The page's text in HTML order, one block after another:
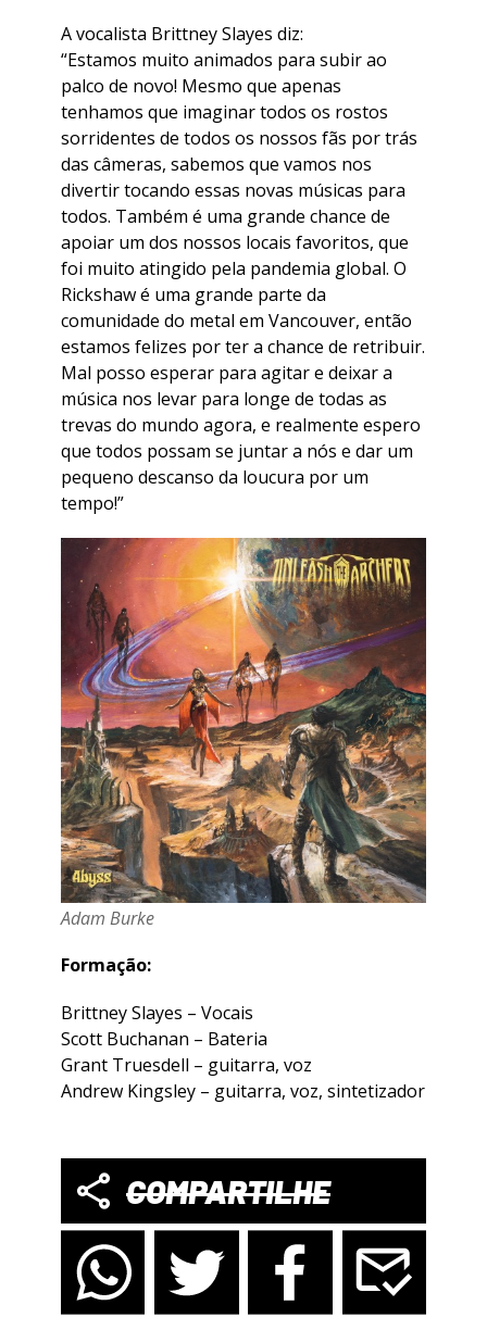
A vocalista Brittney Slayes diz:
“Estamos muito animados para subir ao
palco de novo! Mesmo que apenas
tenhamos que imaginar todos os rostos
sorridentes de todos os nossos fãs por trás
das câmeras, sabemos que vamos nos
divertir tocando essas novas músicas para
todos. Também é uma grande chance de
apoiar um dos nossos locais favoritos, que
foi muito atingido pela pandemia global. O
Rickshaw é uma grande parte da
comunidade do metal em Vancouver, então
estamos felizes por ter a chance de retribuir.
Mal posso esperar para agitar e deixar a
música nos levar para longe de todas as
trevas do mundo agora, e realmente espero
que todos possam se juntar a nós e dar um
pequeno descanso da loucura por um
tempo!”
Adam Burke
Formação:
Brittney Slayes – Vocais
Scott Buchanan – Bateria
Grant Truesdell – guitarra, voz
Andrew Kingsley – guitarra, voz, sintetizador
COMPARTILHE